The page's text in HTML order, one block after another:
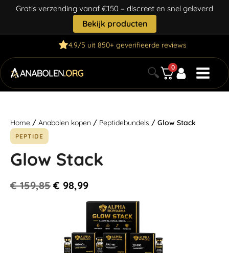
Gratis verzending vanaf €150 – discreet en snel geleverd
Bekijk producten
4.9/5 uit 850+ geverifieerde reviews
🔍 0
Home / Anabolen kopen / Peptidebundels / Glow Stack
PEPTIDE
Glow Stack
€159,85 € 98,99